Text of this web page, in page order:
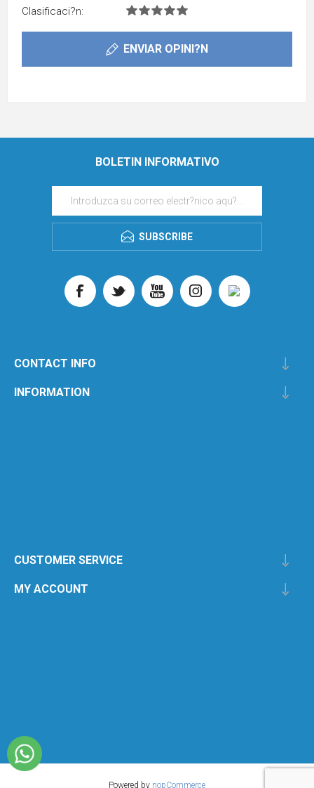
Clasificaci?n:
ENVIAR OPINI?N
BOLETIN INFORMATIVO
SUBSCRIBE
CONTACT INFO
INFORMATION
CUSTOMER SERVICE
MY ACCOUNT
Powered by nopCommerce